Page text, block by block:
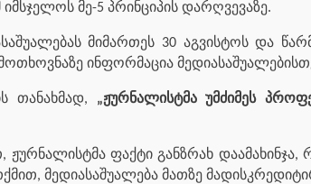
მე-5 პრინციპის დარღვევაზე.
მიმართეს 30 აგვისტოს და
ინფორმაცია
თანახმად, „ჟურნალისტმა უმძიმეს
ჟურნალისტმა ფაქტი განზრახ
მედიასაშუალება მათზე